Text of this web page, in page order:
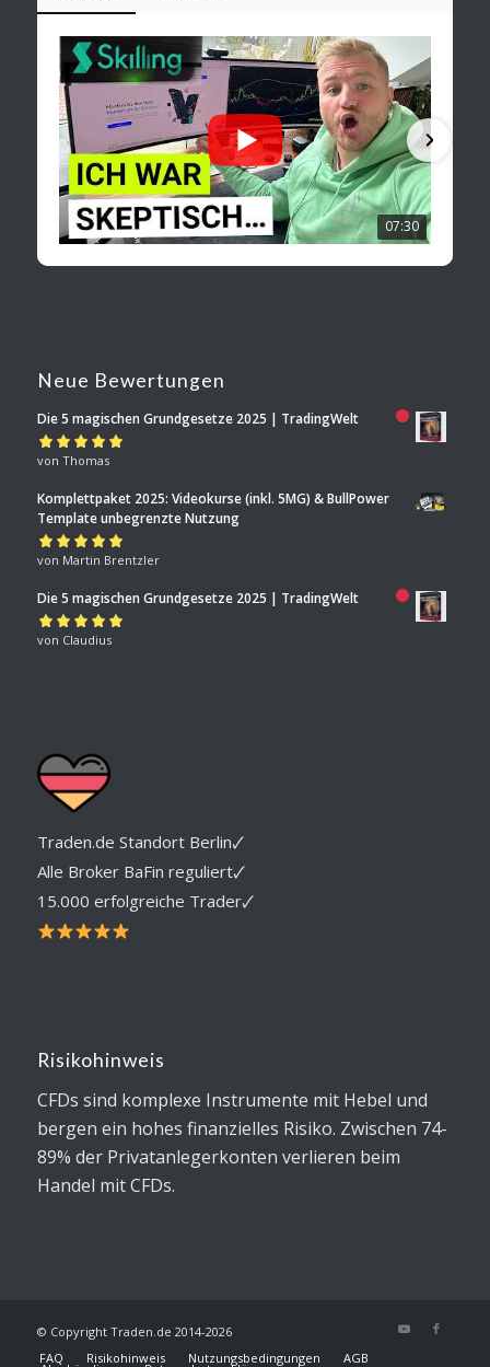
07:30
Neue Bewertungen
Die 5 magischen Grundgesetze 2025 | TradingWelt
Bewertet mit
von Thomas
Komplettpaket 2025: Videokurse (inkl. 5MG) & BullPower
Template unbegrenzte Nutzung
Bewertet mit5
von Martin Brentzler
Die 5 magischen Grundgesetze 2025 | TradingWelt
Bewertet mit
von Claudius
Traden.de Standort Berlin🗸
Alle Broker BaFin reguliert🗸
15.000 erfolgreiche Trader🗸
Risikohinweis
CFDs sind komplexe Instrumente mit Hebel und
bergen ein hohes finanzielles Risiko. Zwischen 74-
89% der Privatanlegerkonten verlieren beim
Handel mit CFDs.
© Copyright Traden.de 2014-2026
FAQ
Risikohinweis Nutzungsbedingungen AGB